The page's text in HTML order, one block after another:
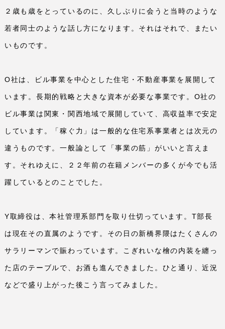
２歳も歳をとっているのに、久しぶりに会うと当時のような
若者同士のような話し方になります。それはそれで、またい
いものです。
O社は、ビル事業を中心とした住宅・不動産事業を展開して
います。長期的戦略と大きな資本が必要な事業です。 O社の
ビル事業は関東・関西地域で展開していて、高収益率で安定
しています。「稼ぐ力」は一般的な住宅系事業者とは次元の
違うものです。一般論として「事業の筋」がいいと言えま
す。それゆえに、２２年前の在籍メンバーの多くが今でも活
躍しているとのことでした。
Y取締役は、本社管理系部門を取り仕切っています。 T部長
は現在その直属のようです。その日の新橋界隈はたくさんの
サラリーマンで賑わっています。こぎれいな檜の内装を纏っ
た店のテーブルで、お酒も進んできました。ひと通り、近況
などで盛り上がった後こう言ってみました。